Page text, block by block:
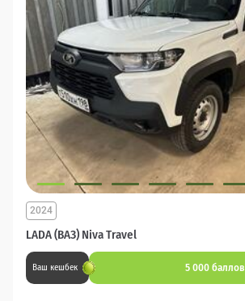
LADA (ВАЗ) Niva Travel
2024
Ваш кешбек 5 000 баллов